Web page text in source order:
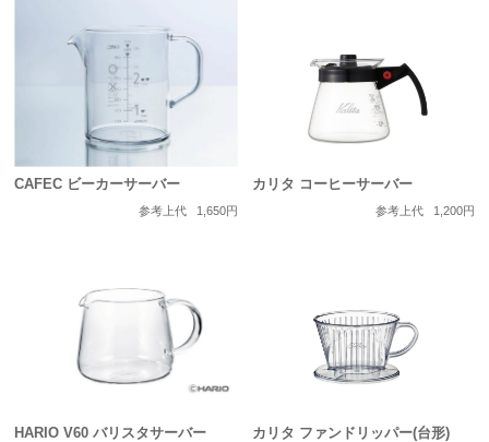
CAFEC ビーカーサーバー
参考上代 1,650円
カリタ コーヒーサーバー
参考上代 1,200円
HARIO V60 バリスタサーバー カリタ ファンドリッパー(台形)